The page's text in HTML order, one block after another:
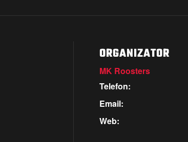
ORGANIZATOR
MK Roosters
Telefon:
Email:
Web: